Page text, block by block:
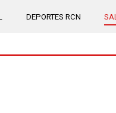
DEPORTES RCN